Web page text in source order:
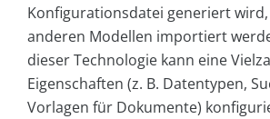
Konfigurationsdatei generiert
anderen Modellen importiert
dieser Technologie kann eine
Eigenschaften (z. B. Datentypen,
Vorlagen für Dokumente)